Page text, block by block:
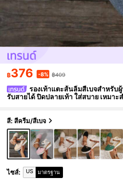
฿376 -8% ฿409
รองเท้าแตะส้นลิ่มสีเบจสำหรับ
รับสายได้ ปิดปลายเท้า ใส่สบาย เหมาะ
สี: สีครีม/สีเบจ
ไซส์: US มาตรฐาน